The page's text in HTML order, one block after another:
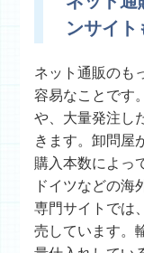
ンサイト
ネット通販のも
容易なことです
や、大量発注し
きます。卸問屋
購入本数によっ
ドイツなどの海
専門サイトでは
売しています。